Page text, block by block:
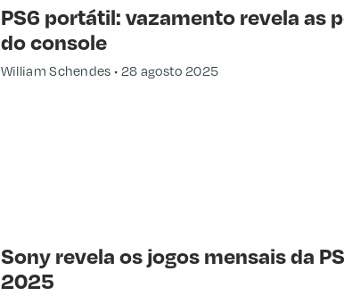
PS6 portátil: vazamento revela as
do console
William Schendes 28 agosto 2025
Sony revela os jogos mensais da
2025